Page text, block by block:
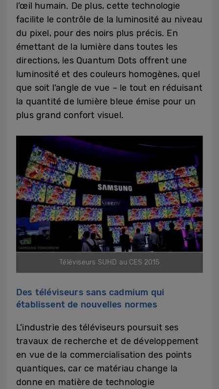
l’œil humain. De plus, cette technologie
facilite le contrôle de la luminosité au niveau
du pixel, pour des noirs plus précis. En
émettant de la lumière dans toutes les
directions, les Quantum Dots offrent une
luminosité et des couleurs homogènes, quel
que soit l’angle de vue – le tout en réduisant
la quantité de lumière bleue émise pour un
plus grand confort visuel.
Téléviseurs SUHD au CES 2015
Des téléviseurs sans cadmium qui
établissent de nouvelles normes
L’industrie des téléviseurs poursuit ses
travaux de recherche et de développement
en vue de la commercialisation des points
quantiques, car ce matériau change la
donne en matière de technologie